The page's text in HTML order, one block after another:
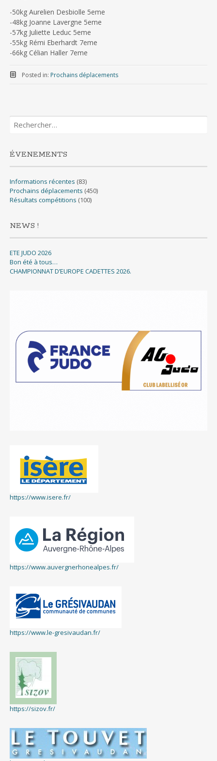
-50kg Aurelien Desbiolle 5eme
-48kg Joanne Lavergne 5eme
-57kg Juliette Leduc 5eme
-55kg Rémi Eberhardt 7eme
-66kg Célian Haller 7eme
Posted in: Prochains déplacements
ÉVENEMENTS
Informations récentes (83)
Prochains déplacements (450)
Résultats compétitions (100)
NEWS !
ETE JUDO 2026
Bon été à tous…
CHAMPIONNAT D’EUROPE CADETTES 2026.
https://www.isere.fr/
https://www.auvergnerhonealpes.fr/
https://www.le-gresivaudan.fr/
https://sizov.fr/